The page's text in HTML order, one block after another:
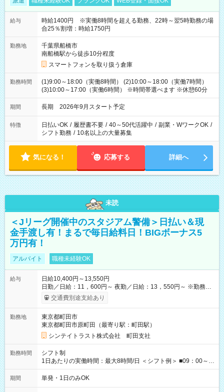
給与
時給1400円 ※実働8時間を超える勤務、22時～翌5時勤務の場
合25％割増：時給1750円
勤務地
千葉県船橋市
南船橋駅から徒歩10分程度
スマートフォンを取り扱う倉庫
勤務時間
(1)9:00～18:00（実働8時間） (2)10:00～18:00（実働7時間）
(3)10:00～17:00（実働6時間） ※時間帯選べます ※休憩60分
期間 長期 2026年9月スタート予定
特徴 日払いOK / 履歴書不要 / 40～50代活躍中 / 副業・WワークOK /
シフト勤務 / 10名以上の大量募集
気になる！ 応募する 詳細へ
未読
＜Jリーグ開催中のスタジアム警備＞日払い＆現
金手渡し有！まるで毎日給料日！BIGボーナス5
万円有！
アルバイト 職種未経験OK
給与
日給10,400円～13,550円
日勤／日給：11，600円～ 夜勤／日給：13，550円～ ※勤務数
が週2日以下の場合 日勤／日給：10，400円 夜勤／日給：12，
350円 ■交通費別途全額支給 ※規定あり ■支払方法：日払い └日
⇒希望をお聞かせください♪ ■各種資格手当あり ■残業手当あり ■
日給保障あり └早く終わっても”全額”支給！ ・－・－・ ≪ 法定
研修 ≫ 研修時の給与： 日給10，000円×3日間（24時間） ＝研
修費として合計30，000円支給 ＋交通費全額支給 ※規定あり
【試用期間】試用期間なし
交通費別途支給あり
勤務地
東京都町田市
東京都町田市原町田（最寄り駅：町田駅）
シンテイトラスト株式会社 町田支社
勤務時間
シフト制
1日あたりの実働時間：最大8時間/日 ＜シフト例＞ ■09：00～
18：00 ■20：00～翌5：00 など！ 上記時間内で、 実働8時
間・休憩1時間／日
期間 単発・1日のみOK